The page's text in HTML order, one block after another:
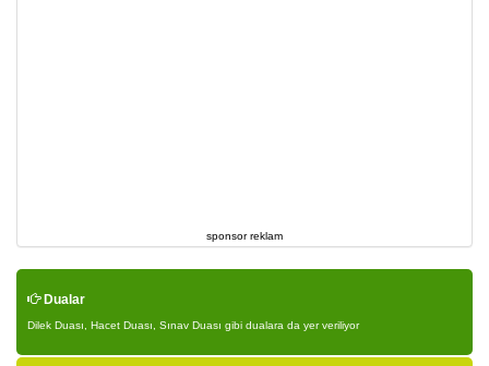
sponsor reklam
Dualar
Dilek Duası, Hacet Duası, Sınav Duası gibi dualara da yer veriliyor